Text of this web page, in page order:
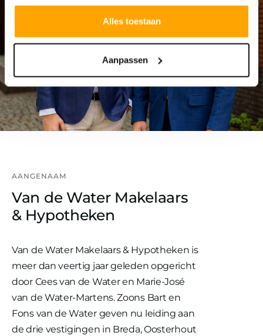
Alles toestaan
Aanpassen
AANGENAAM
Van de Water Makelaars
& Hypotheken
Van de Water Makelaars & Hypotheken is
meer dan veertig jaar geleden opgericht
door Cees van de Water en Marie-José
van de Water-Martens. Zoons Bart en
Fons van de Water geven nu leiding aan
de drie vestigingen in Breda, Oosterhout